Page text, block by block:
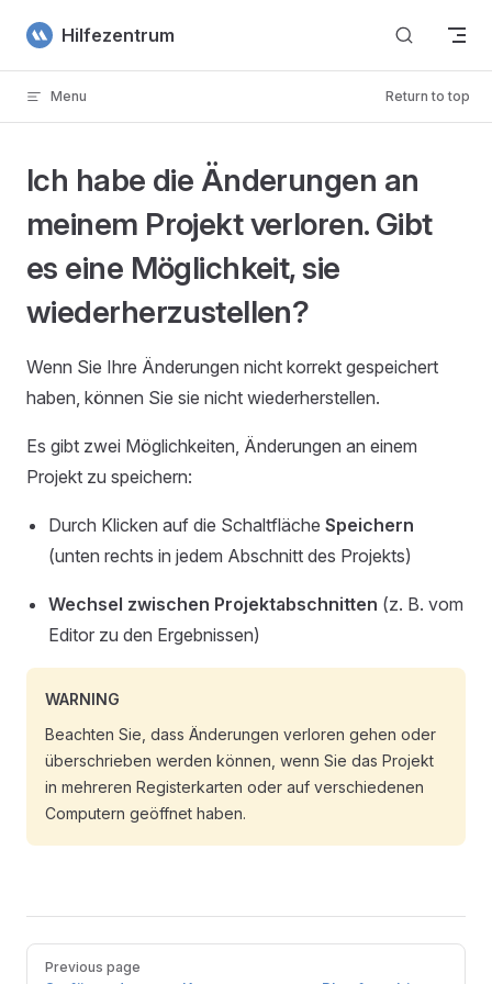
Skip to content
Hilfezentrum
Menu Return to top
Ich habe die Änderungen an
meinem Projekt verloren. Gibt
es eine Möglichkeit, sie
wiederherzustellen?
Wenn Sie Ihre Änderungen nicht korrekt gespeichert
haben, können Sie sie nicht wiederherstellen.
Es gibt zwei Möglichkeiten, Änderungen an einem
Projekt zu speichern:
Durch Klicken auf die Schaltfläche Speichern
(unten rechts in jedem Abschnitt des Projekts)
Wechsel zwischen Projektabschnitten (z. B. vom
Editor zu den Ergebnissen)
WARNING
Beachten Sie, dass Änderungen verloren gehen oder
überschrieben werden können, wenn Sie das Projekt
in mehreren Registerkarten oder auf verschiedenen
Computern geöffnet haben.
Pager
Previous page